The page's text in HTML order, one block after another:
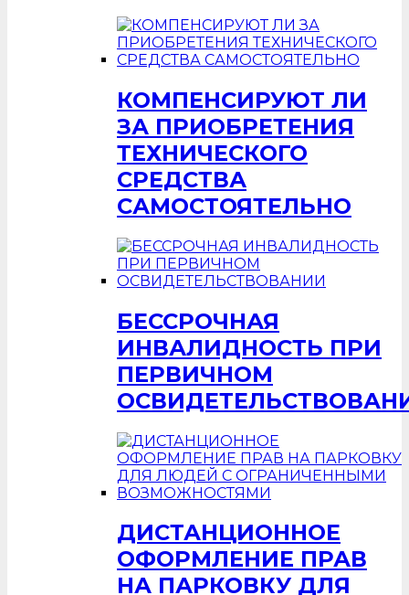
КОМПЕНСИРУЮТ ЛИ
ЗА ПРИОБРЕТЕНИЯ
ТЕХНИЧЕСКОГО
СРЕДСТВА
САМОСТОЯТЕЛЬНО
БЕССРОЧНАЯ
ИНВАЛИДНОСТЬ ПРИ
ПЕРВИЧНОМ
ДИСТАНЦИОННОЕ
ОФОРМЛЕНИЕ ПРАВ
НА ПАРКОВКУ ДЛЯ